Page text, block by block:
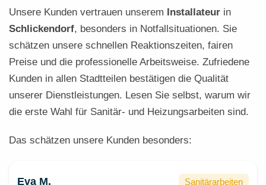
Unsere Kunden vertrauen unserem Installateur in
Schlickendorf, besonders in Notfallsituationen. Sie
schätzen unsere schnellen Reaktionszeiten, fairen
Preise und die professionelle Arbeitsweise. Zufriedene
Kunden in allen Stadtteilen bestätigen die Qualität
unserer Dienstleistungen. Lesen Sie selbst, warum wir
die erste Wahl für Sanitär- und Heizungsarbeiten sind.
Das schätzen unsere Kunden besonders:
Eva M. Sanitärarbeiten